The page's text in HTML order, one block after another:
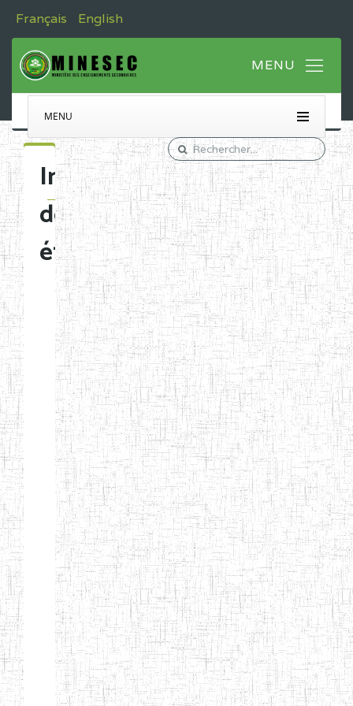
Français English
MENU
Immatriculation
des
établissements
Etablissements
d'enseignement
normal
ENI
Chercher:
Effacer les filtres
Denomination
Type